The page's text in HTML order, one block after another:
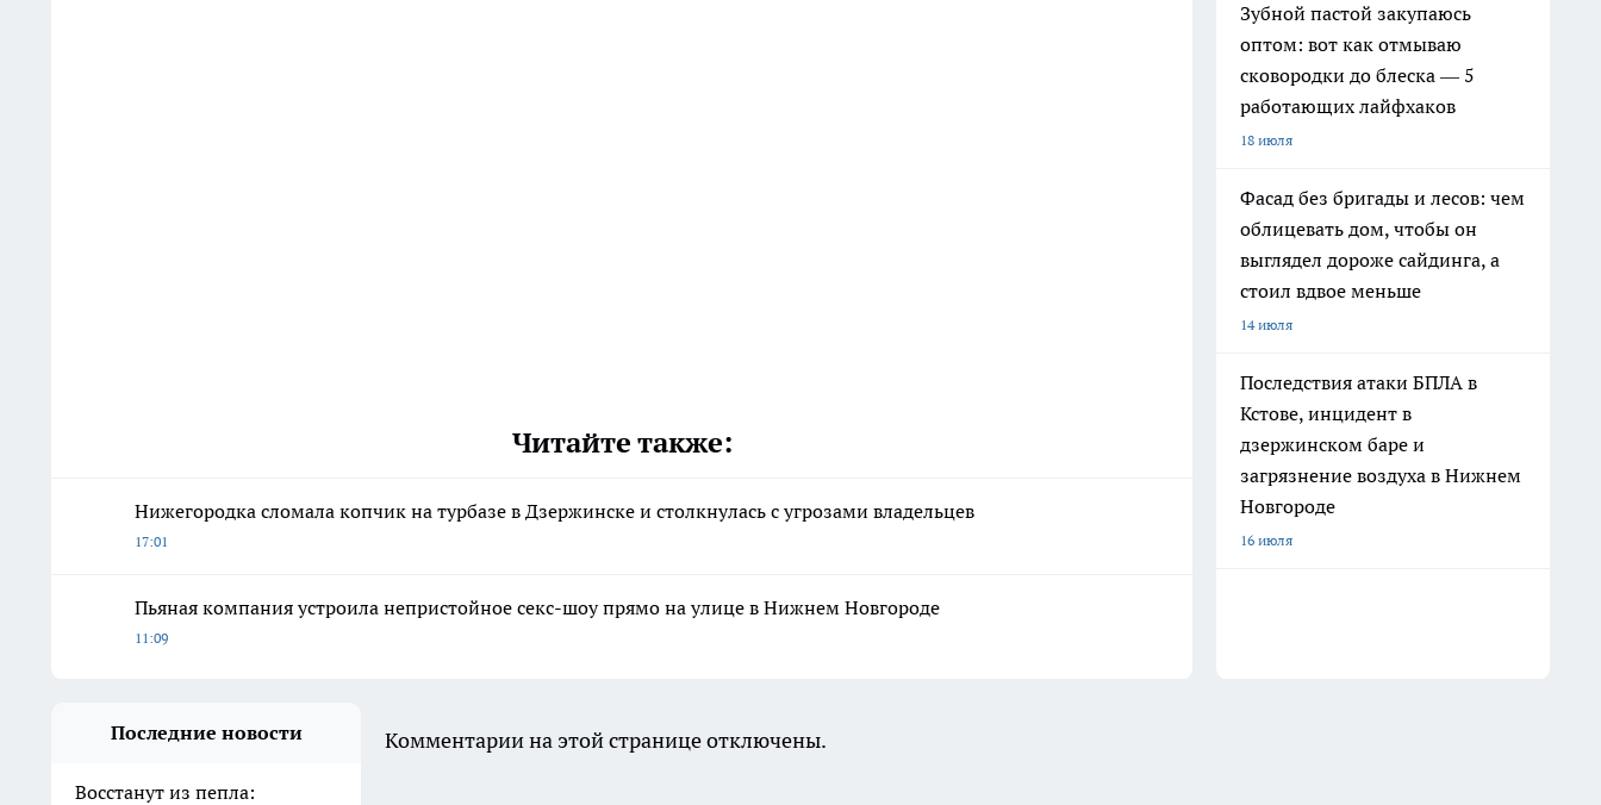
Читайте также:
Нижегородка сломала копчик на турбазе в Дзержинске и столкнулась с угрозами владельцев
17:01
Пьяная компания устроила непристойное секс-шоу прямо на улице в Нижнем Новгороде
11:09
Зубной пастой закупаюсь
оптом: вот как отмываю
сковородки до блеска — 5
работающих лайфхаков
18 июля
Фасад без бригады и лесов: чем
облицевать дом, чтобы он
выглядел дороже сайдинга, а
стоил вдвое меньше
14 июля
Последствия атаки БПЛА в
Кстове, инцидент в
дзержинском баре и
загрязнение воздуха в Нижнем
Новгороде
16 июля
Последние новости
Восстанут из пепла:
Комментарии на этой странице отключены.